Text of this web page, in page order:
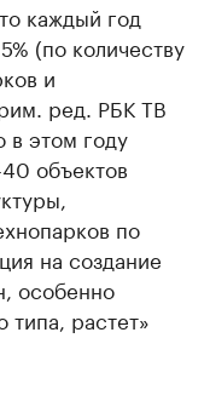
каждый год
(по количеству
и
ред. РБК ТВ
этом году
объектов
по
на создание
особенно
типа, растет»